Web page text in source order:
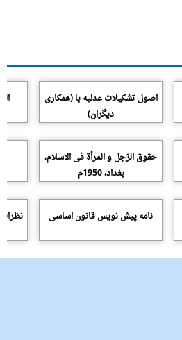
اصول تشکیلات عدلیه با (همکارى
دیگران)
حقوق الرّجل و المرأة فى الاسلام،
بغداد، 1950م
نامه پیش نویس قانون اساسى